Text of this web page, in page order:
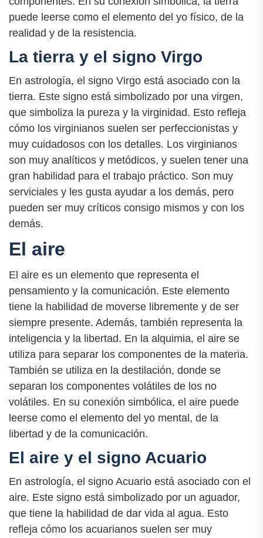
puede leerse como el elemento del yo físico, de la
realidad y de la resistencia.
La tierra y el signo Virgo
En astrología, el signo Virgo está asociado con la
tierra. Este signo está simbolizado por una virgen,
que simboliza la pureza y la virginidad. Esto refleja
cómo los virginianos suelen ser perfeccionistas y
muy cuidadosos con los detalles. Los virginianos
son muy analíticos y metódicos, y suelen tener una
gran habilidad para el trabajo práctico. Son muy
serviciales y les gusta ayudar a los demás, pero
pueden ser muy críticos consigo mismos y con los
demás.
El aire
El aire es un elemento que representa el
pensamiento y la comunicación. Este elemento
tiene la habilidad de moverse libremente y de ser
siempre presente. Además, también representa la
inteligencia y la libertad. En la alquimia, el aire se
utiliza para separar los componentes de la materia.
También se utiliza en la destilación, donde se
separan los componentes volátiles de los no
volátiles. En su conexión simbólica, el aire puede
leerse como el elemento del yo mental, de la
libertad y de la comunicación.
El aire y el signo Acuario
En astrología, el signo Acuario está asociado con el
aire. Este signo está simbolizado por un aguador,
que tiene la habilidad de dar vida al agua. Esto
refleja cómo los acuarianos suelen ser muy